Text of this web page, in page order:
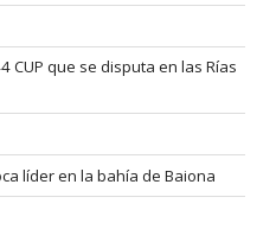
CUP que se disputa en las Rías
líder en la bahía de Baiona